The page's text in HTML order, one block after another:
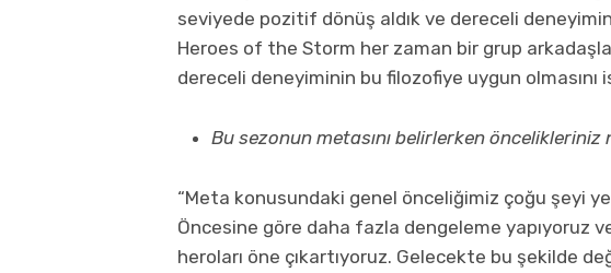
seviyede pozitif dönüş aldık ve dereceli
Heroes of the Storm her zaman bir grup
dereceli deneyiminin bu filozofiye uygun olmasını
Bu sezonun metasını belirlerken öncelikleriniz
“Meta konusundaki genel önceliğimiz çoğu şeyi
Öncesine göre daha fazla dengeleme yapıyoruz
heroları öne çıkartıyoruz. Gelecekte bu şekilde